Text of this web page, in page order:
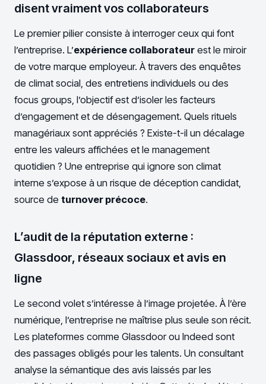
disent vraiment vos collaborateurs
Le premier pilier consiste à interroger ceux qui font
l’entreprise. L’expérience collaborateur est le miroir
de votre marque employeur. À travers des enquêtes
de climat social, des entretiens individuels ou des
focus groups, l’objectif est d’isoler les facteurs
d’engagement et de désengagement. Quels rituels
managériaux sont appréciés ? Existe-t-il un décalage
entre les valeurs affichées et le management
quotidien ? Une entreprise qui ignore son climat
interne s’expose à un risque de déception candidat,
source de turnover précoce.
L’audit de la réputation externe :
Glassdoor, réseaux sociaux et avis en
ligne
Le second volet s’intéresse à l’image projetée. À l’ère
numérique, l’entreprise ne maîtrise plus seule son récit.
Les plateformes comme Glassdoor ou Indeed sont
des passages obligés pour les talents. Un consultant
analyse la sémantique des avis laissés par les